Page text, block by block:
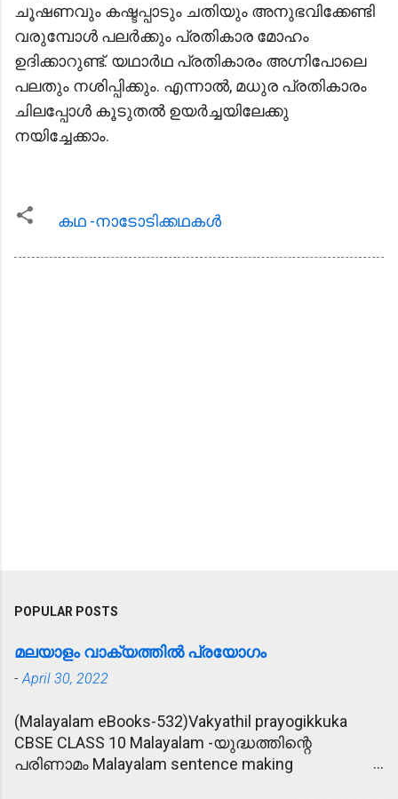
ചൂഷണവും കഷ്ടപ്പാടും ചതിയും അനുഭവിക്കേണ്ടി
വരുമ്പോൾ പലർക്കും പ്രതികാര മോഹം
ഉദിക്കാറുണ്ട്. യഥാർഥ പ്രതികാരം അഗ്നിപോലെ
പലതും നശിപ്പിക്കും. എന്നാൽ, മധുര പ്രതികാരം
ചിലപ്പോൾ കൂടുതൽ ഉയർച്ചയിലേക്കു
നയിച്ചേക്കാം.
കഥ -നാടോടിക്കഥകള്‍
POPULAR POSTS
മലയാളം വാക്യത്തിൽ പ്രയോഗം
-April 30, 2022
(Malayalam eBooks-532)Vakyathil prayogikkuka
CBSE CLASS 10 Malayalam -യുദ്ധത്തിന്റെ
പരിണാമം Malayalam sentence making